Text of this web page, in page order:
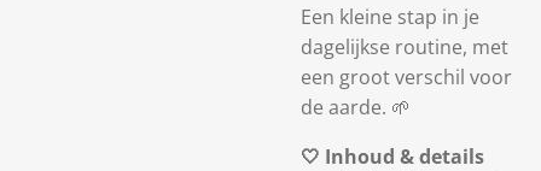
Een kleine stap in je
dagelijkse routine, met
een groot verschil voor
de aarde. 🌱
🤍 Inhoud & details